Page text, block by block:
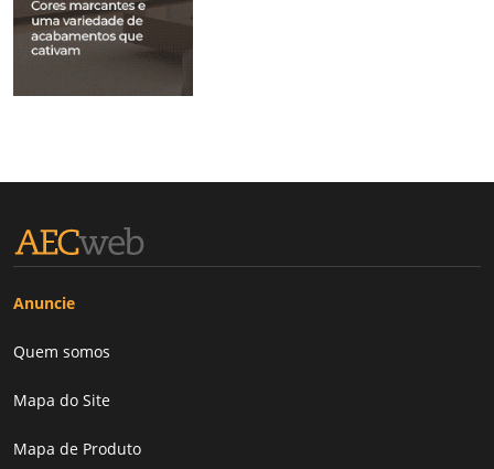
Anuncie
Quem somos
Mapa do Site
Mapa de Produto